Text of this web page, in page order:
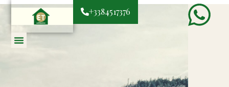
+3384517376